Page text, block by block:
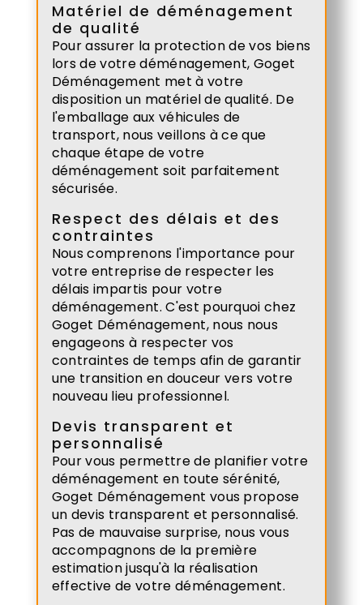
Matériel de déménagement
de qualité
Pour assurer la protection de vos biens
lors de votre déménagement, Goget
Déménagement met à votre
disposition un matériel de qualité. De
l'emballage aux véhicules de
transport, nous veillons à ce que
chaque étape de votre
déménagement soit parfaitement
sécurisée.
Respect des délais et des
contraintes
Nous comprenons l'importance pour
votre entreprise de respecter les
délais impartis pour votre
déménagement. C'est pourquoi chez
Goget Déménagement, nous nous
engageons à respecter vos
contraintes de temps afin de garantir
une transition en douceur vers votre
nouveau lieu professionnel.
Devis transparent et
personnalisé
Pour vous permettre de planifier votre
déménagement en toute sérénité,
Goget Déménagement vous propose
un devis transparent et personnalisé.
Pas de mauvaise surprise, nous vous
accompagnons de la première
estimation jusqu'à la réalisation
effective de votre déménagement.